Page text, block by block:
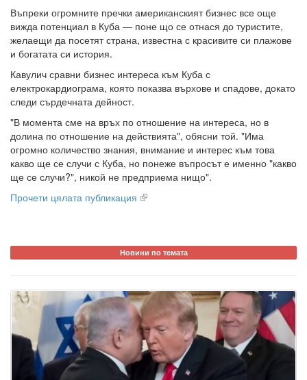
Въпреки огромните пречки американският бизнес все още
вижда потенциал в Куба — поне що се отнася до туристите,
желаещи да посетят страна, известна с красивите си плажове
и богатата си история.
Кавулич сравни бизнес интереса към Куба с
електрокардиограма, която показва върхове и спадове, докато
следи сърдечната дейност.
"В момента сме на връх по отношение на интереса, но в
долина по отношение на действията", обясни той. "Има
огромно количество знания, внимание и интерес към това
какво ще се случи с Куба, но понеже въпросът е именно "какво
ще се случи?", никой не предприема нищо".
Прочети цялата публикация
Новини по темата